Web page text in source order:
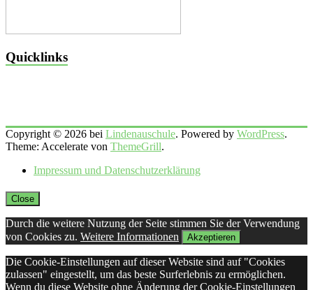
Quicklinks
Copyright © 2026 bei Lindenauschule. Powered by WordPress.
Theme: Accelerate von ThemeGrill.
Impressum und Datenschutzerklärung
Close
Durch die weitere Nutzung der Seite stimmen Sie der Verwendung
von Cookies zu. Weitere Informationen Akzeptieren
Die Cookie-Einstellungen auf dieser Website sind auf "Cookies
zulassen" eingestellt, um das beste Surferlebnis zu ermöglichen.
Wenn du diese Website ohne Änderung der Cookie-Einstellungen